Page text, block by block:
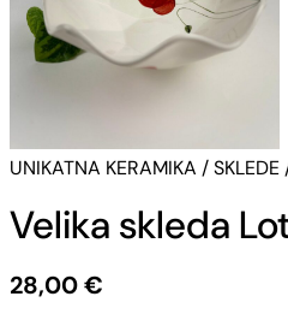
UNIKATNA KERAMIKA /SKLEDE
Velika skleda
28,00€